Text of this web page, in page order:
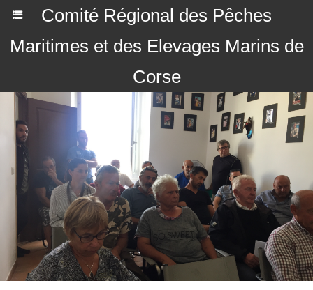
Comité Régional des Pêches
Maritimes et des Elevages Marins de
Corse